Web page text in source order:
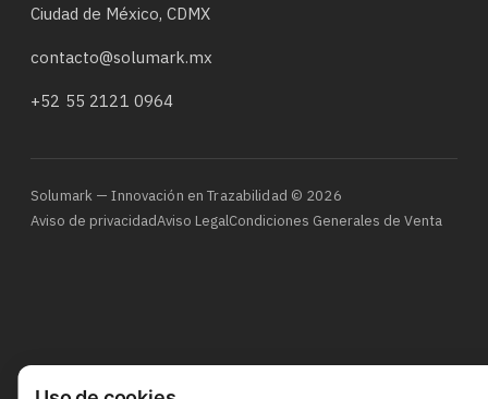
Ciudad de México, CDMX
contacto@solumark.mx
+52 55 2121 0964
Solumark — Innovación en Trazabilidad © 2026
Aviso de privacidadAviso LegalCondiciones Generales de Venta